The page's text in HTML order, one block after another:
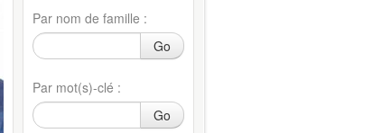
Par nom de famille :
Go
Par mot(s)-clé :
Go